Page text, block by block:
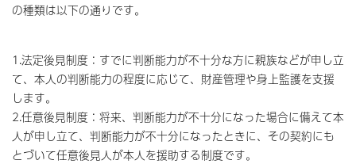
の種類は以下の通りです。
1.法定後見制度：すでに判断能力が不十分な方に親族などが申し立
て、本人の判断能力の程度に応じて、財産管理や身上監護を支援
します。
2.任意後見制度：将来、判断能力が不十分になった場合に備えて本
人が申し立て、判断能力が不十分になったときに、その契約にも
とづいて任意後見人が本人を援助する制度です。